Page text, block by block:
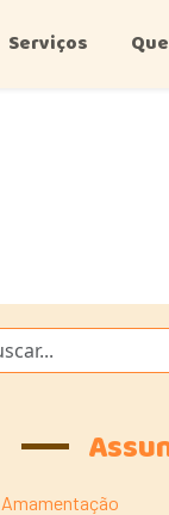
Serviços
Amamentação